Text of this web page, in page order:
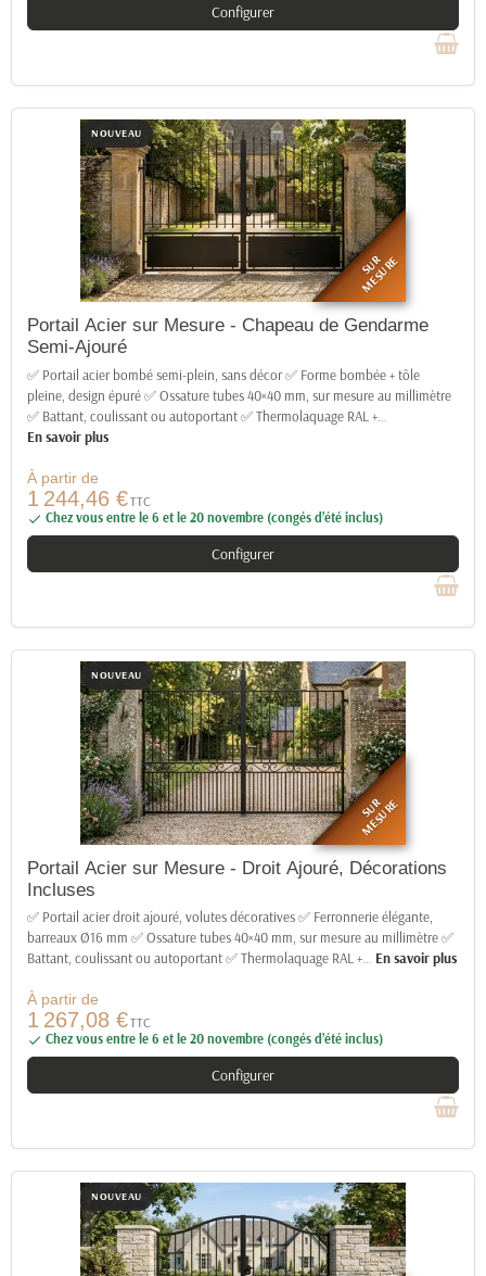
Configurer
NOUVEAU
SUR
MESURE
Portail Acier sur Mesure - Chapeau de Gendarme
Semi-Ajouré
✅ Portail acier bombé semi-plein, sans décor ✅ Forme bombée + tôle
pleine, design épuré ✅ Ossature tubes 40×40 mm, sur mesure au millimètre
✅ Battant, coulissant ou autoportant ✅ Thermolaquage RAL +
En savoir plus
À partir de
1 244,46 €TTC
 Chez vous entre le 6 et le 20 novembre (congés d’été inclus)
Configurer
NOUVEAU
SUR
MESURE
Portail Acier sur Mesure - Droit Ajouré, Décorations
Incluses
✅ Portail acier droit ajouré, volutes décoratives ✅ Ferronnerie élégante,
barreaux Ø16 mm ✅ Ossature tubes 40×40 mm, sur mesure au millimètre ✅
Battant, coulissant ou autoportant ✅ Thermolaquage RAL +… En savoir plus
À partir de
1 267,08 €TTC
 Chez vous entre le 6 et le 20 novembre (congés d’été inclus)
Configurer
NOUVEAU